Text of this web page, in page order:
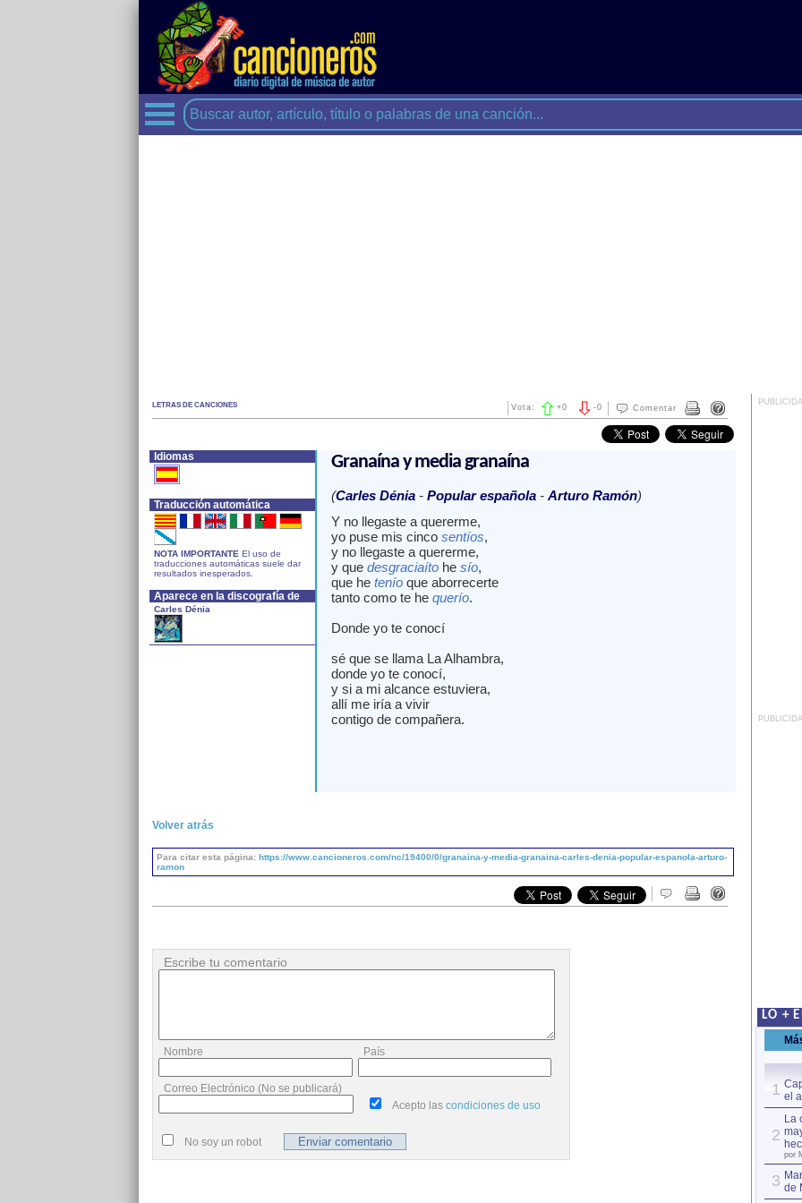
LETRAS DE CANCIONES Comentar
-0
Vota: +0
Idiomas
Traducción automática
NOTA IMPORTANTE El uso de
traducciones automáticas suele dar
resultados inesperados.
Aparece en la discografía de
Carles Dénia
Granaína y media granaína
(Carles Dénia- Popular española- Arturo Ramón)
Y no llegaste a quererme,
yo puse mis cinco sentíos,
y no llegaste a quererme,
y que desgraciaítohe sío,
que he teníoque aborrecerte
tanto como te he querío.
Donde yo te conocí
sé que se llama La Alhambra,
donde yo te conocí,
y si a mi alcance estuviera,
allí me iría a vivir
contigo de compañera.
Volver atrás
Para citar esta página: https://www.cancioneros.com/nc/19400/0/granaina-y-media-granaina-carles-denia-popular-espanola-arturo-
ramon
Escribe tu comentario
Nombre País
Correo Electrónico (No se publicará)
Acepto las condiciones de uso
No soy un robot
LO +
1 el
2
La
por
3 de